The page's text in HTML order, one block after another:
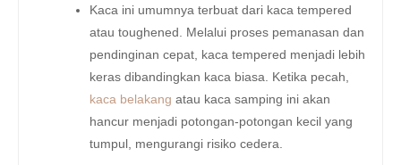
Kaca ini umumnya terbuat dari kaca tempered
atau toughened. Melalui proses pemanasan dan
pendinginan cepat, kaca tempered menjadi lebih
keras dibandingkan kaca biasa. Ketika pecah,
kaca belakang atau kaca samping ini akan
hancur menjadi potongan-potongan kecil yang
tumpul, mengurangi risiko cedera.